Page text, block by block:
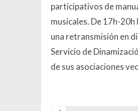
participativos de
musicales. De 17h-
una retransmisión en
Servicio de
de sus asociaciones